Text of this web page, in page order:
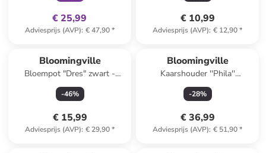
€ 25,99
Adviesprijs (AVP): € 47,90*
€ 10,99
Adviesprijs (AVP): € 12,90*
Bloomingville
Bloempot "Dres" zwart -
(H)16 x Ø 16 cm
-46%
€ 15,99
Adviesprijs (AVP): € 29,90*
Bloomingville
Kaarshouder ''Phila''
wit/blauw - (H)17 x Ø 11 cm
-28%
€ 36,99
Adviesprijs (AVP): € 51,90*